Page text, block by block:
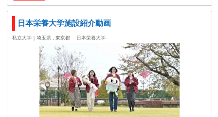
日本栄養大学施設紹介動画
私立大学｜埼玉県 , 東京都 日本栄養大学